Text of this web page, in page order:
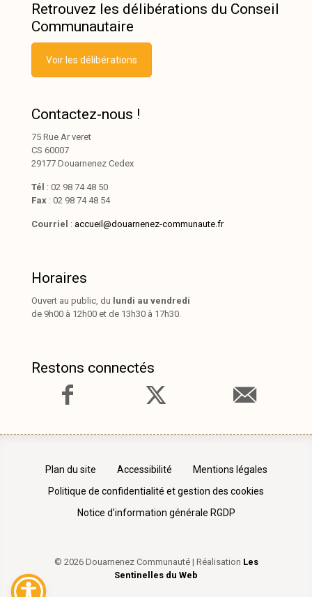
Retrouvez les délibérations du Conseil
Communautaire
Voir les délibérations
Contactez-nous !
75 Rue Ar veret
CS 60007
29177 Douarnenez Cedex
Tél : 02 98 74 48 50
Fax : 02 98 74 48 54
Courriel : accueil@douarnenez-communaute.fr
Horaires
Ouvert au public, du lundi au vendredi
de 9h00 à 12h00 et de 13h30 à 17h30.
Restons connectés
Plan du site Accessibilité
Mentions légales
Politique de confidentialité et gestion des cookies
Notice d’information générale RGDP
© 2026 Douarnenez Communauté | Réalisation Les
Sentinelles du Web